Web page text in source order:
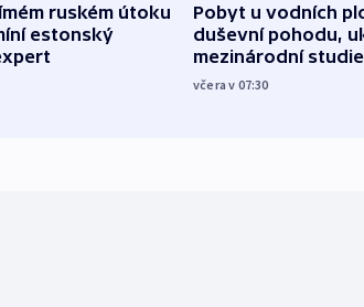
ruském útoku
estonský
Pobyt u vodních
duševní pohodu,
mezinárodní studie
včera v 07:30